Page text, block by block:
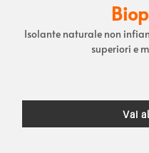
Isolante naturale non
superiori e
Vai